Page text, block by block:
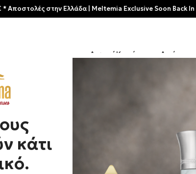
κάτι
Αρχική Κατάστημα Αρώματα
/
στην Ελλάδα | Meltemia Exclusive Soon Back In Stock